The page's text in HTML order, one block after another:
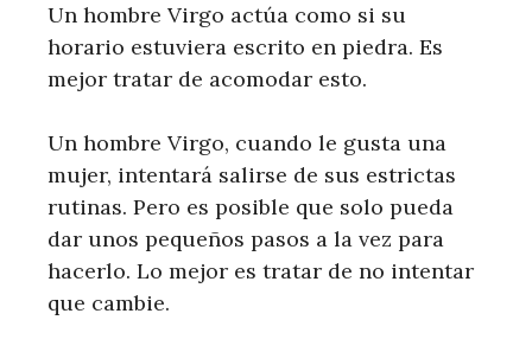
Un hombre Virgo actúa como si su
horario estuviera escrito en piedra. Es
mejor tratar de acomodar esto.
Un hombre Virgo, cuando le gusta una
mujer, intentará salirse de sus estrictas
rutinas. Pero es posible que solo pueda
dar unos pequeños pasos a la vez para
hacerlo. Lo mejor es tratar de no intentar
que cambie.